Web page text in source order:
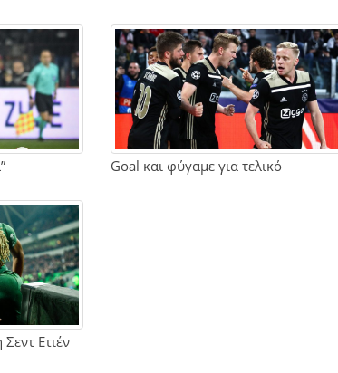
Goal και φύγαμε για τελικό
Ετιέν